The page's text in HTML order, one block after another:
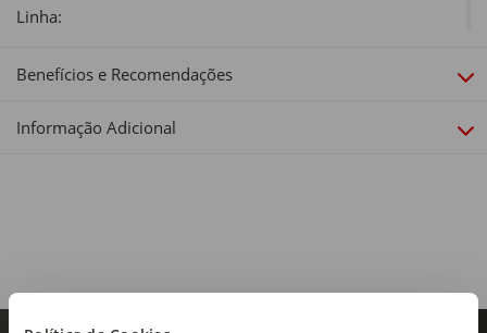
Linha:
Encosto:
Benefícios e Recomendações
Informação Adicional